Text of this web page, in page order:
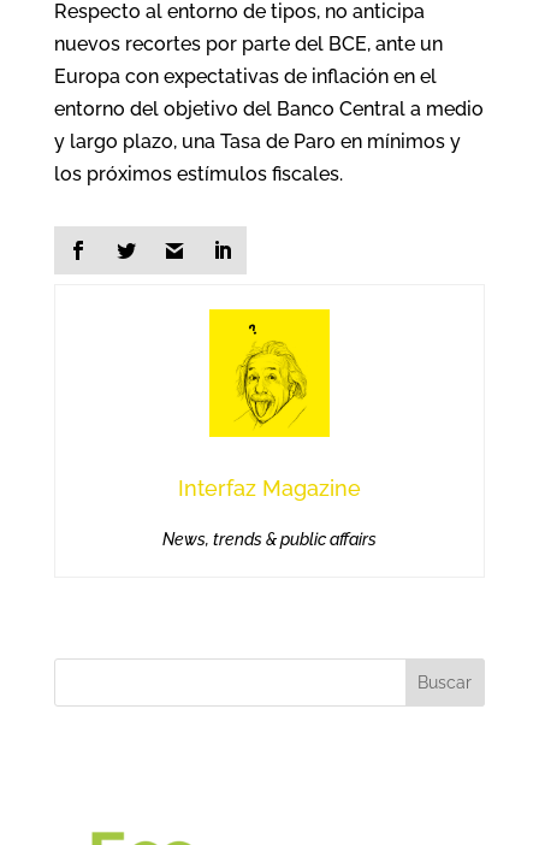
Respecto al entorno de tipos, no anticipa
nuevos recortes por parte del BCE, ante un
Europa con expectativas de inflación en el
entorno del objetivo del Banco Central a medio
y largo plazo, una Tasa de Paro en mínimos y
los próximos estímulos fiscales.
Interfaz Magazine
News, trends & public affairs
Buscar